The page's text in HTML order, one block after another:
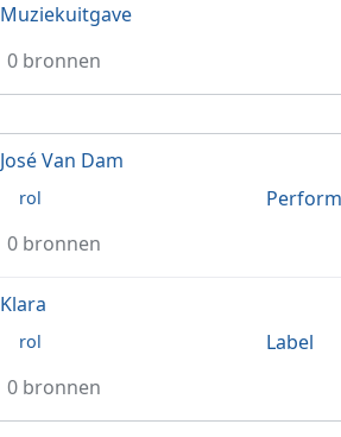
Muziekuitgave
0 bronnen
José Van Dam
rol
0 bronnen
Klara
rol
Label
0 bronnen